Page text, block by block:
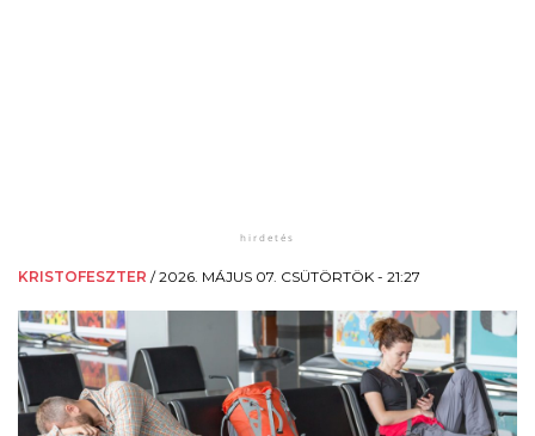
KRISTOFESZTER /2026. MÁJUS 07. CSÜTÖRTÖK - 21:27